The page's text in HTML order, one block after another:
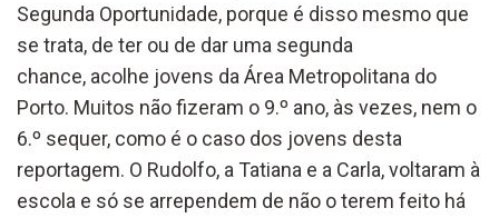
Segunda Oportunidade, porque é disso mesmo que
se trata, de ter ou de dar uma segunda
chance, acolhe jovens da Área Metropolitana do
Porto. Muitos não fizeram o 9.º ano, às vezes, nem o
6.º sequer, como é o caso dos jovens desta
reportagem. O Rudolfo, a Tatiana e a Carla, voltaram à
escola e só se arrependem de não o terem feito há